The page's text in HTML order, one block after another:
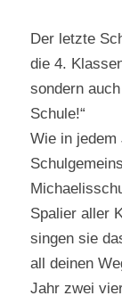
Der letzte
die 4.
sondern
Schule!“
Wie in jedem
Spalier aller
singen sie
all deinen
Jahr zwei